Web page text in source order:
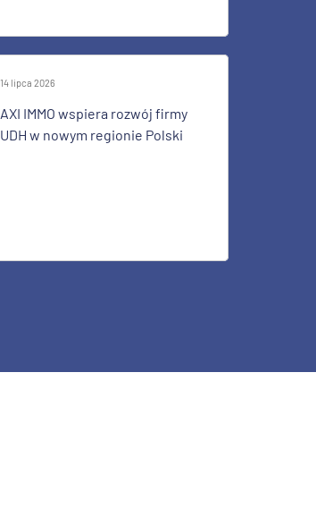
14 lipca 2026
AXI IMMO wspiera rozwój firmy
UDH w nowym regionie Polski